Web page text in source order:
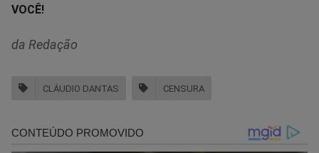
VOCÊ!
da Redação
CLÁUDIO DANTAS CENSURA